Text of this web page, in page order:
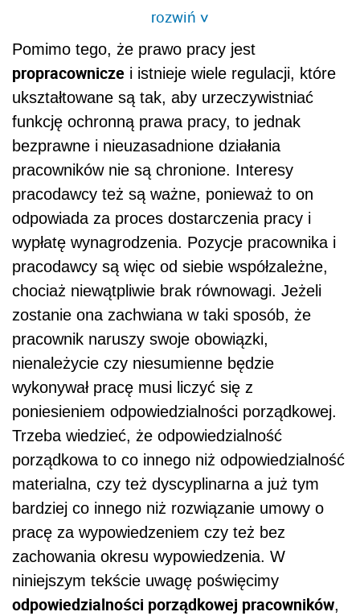
rozwiń>
Pomimo tego, że prawo pracy jest
propracownicze i istnieje wiele regulacji, które
ukształtowane są tak, aby urzeczywistniać
funkcję ochronną prawa pracy, to jednak
bezprawne i nieuzasadnione działania
pracowników nie są chronione. Interesy
pracodawcy też są ważne, ponieważ to on
odpowiada za proces dostarczenia pracy i
wypłatę wynagrodzenia. Pozycje pracownika i
pracodawcy są więc od siebie współzależne,
chociaż niewątpliwie brak równowagi. Jeżeli
zostanie ona zachwiana w taki sposób, że
pracownik naruszy swoje obowiązki,
nienależycie czy niesumienne będzie
wykonywał pracę musi liczyć się z
poniesieniem odpowiedzialności porządkowej.
Trzeba wiedzieć, że odpowiedzialność
porządkowa to co innego niż odpowiedzialność
materialna, czy też dyscyplinarna a już tym
bardziej co innego niż rozwiązanie umowy o
pracę za wypowiedzeniem czy też bez
zachowania okresu wypowiedzenia. W
niniejszym tekście uwagę poświęcimy
odpowiedzialności porządkowej pracowników,